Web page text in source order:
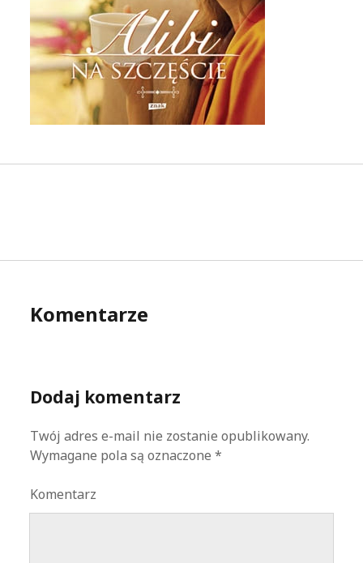
Komentarze
Dodaj komentarz
Twój adres e-mail nie zostanie opublikowany.
Wymagane pola są oznaczone*
Komentarz